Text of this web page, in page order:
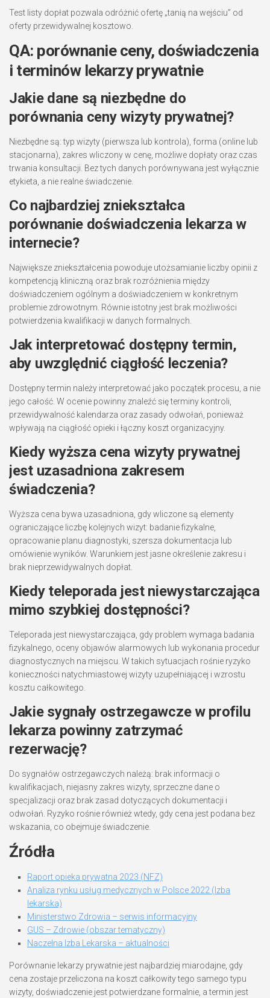
Test listy dopłat pozwala odróżnić ofertę „tanią na wejściu” od
oferty przewidywalnej kosztowo.
QA: porównanie ceny, doświadczenia
i terminów lekarzy prywatnie
Jakie dane są niezbędne do
porównania ceny wizyty prywatnej?
Niezbędne są: typ wizyty (pierwsza lub kontrola), forma (online lub
stacjonarna), zakres wliczony w cenę, możliwe dopłaty oraz czas
trwania konsultacji. Bez tych danych porównywana jest wyłącznie
etykieta, a nie realne świadczenie.
Co najbardziej zniekształca
porównanie doświadczenia lekarza w
internecie?
Największe zniekształcenia powoduje utożsamianie liczby opinii z
kompetencją kliniczną oraz brak rozróżnienia między
doświadczeniem ogólnym a doświadczeniem w konkretnym
problemie zdrowotnym. Równie istotny jest brak możliwości
potwierdzenia kwalifikacji w danych formalnych.
Jak interpretować dostępny termin,
aby uwzględnić ciągłość leczenia?
Dostępny termin należy interpretować jako początek procesu, a nie
jego całość. W ocenie powinny znaleźć się terminy kontroli,
przewidywalność kalendarza oraz zasady odwołań, ponieważ
wpływają na ciągłość opieki i łączny koszt organizacyjny.
Kiedy wyższa cena wizyty prywatnej
jest uzasadniona zakresem
świadczenia?
Wyższa cena bywa uzasadniona, gdy wliczone są elementy
ograniczające liczbę kolejnych wizyt: badanie fizykalne,
opracowanie planu diagnostyki, szersza dokumentacja lub
omówienie wyników. Warunkiem jest jasne określenie zakresu i
brak nieprzewidywalnych dopłat.
Kiedy teleporada jest niewystarczająca
mimo szybkiej dostępności?
Teleporada jest niewystarczająca, gdy problem wymaga badania
fizykalnego, oceny objawów alarmowych lub wykonania procedur
diagnostycznych na miejscu. W takich sytuacjach rośnie ryzyko
konieczności natychmiastowej wizyty uzupełniającej i wzrostu
kosztu całkowitego.
Jakie sygnały ostrzegawcze w profilu
lekarza powinny zatrzymać
rezerwację?
Do sygnałów ostrzegawczych należą: brak informacji o
kwalifikacjach, niejasny zakres wizyty, sprzeczne dane o
specjalizacji oraz brak zasad dotyczących dokumentacji i
odwołań. Ryzyko rośnie również wtedy, gdy cena jest podana bez
wskazania, co obejmuje świadczenie.
Źródła
Raport opieka prywatna 2023 (NFZ)
Analiza rynku usług medycznych w Polsce 2022 (Izba
lekarska)
Ministerstwo Zdrowia – serwis informacyjny
GUS – Zdrowie (obszar tematyczny)
Naczelna Izba Lekarska – aktualności
Porównanie lekarzy prywatnie jest najbardziej miarodajne, gdy
cena zostaje przeliczona na koszt całkowity tego samego typu
wizyty, doświadczenie jest potwierdzane formalnie, a termin jest